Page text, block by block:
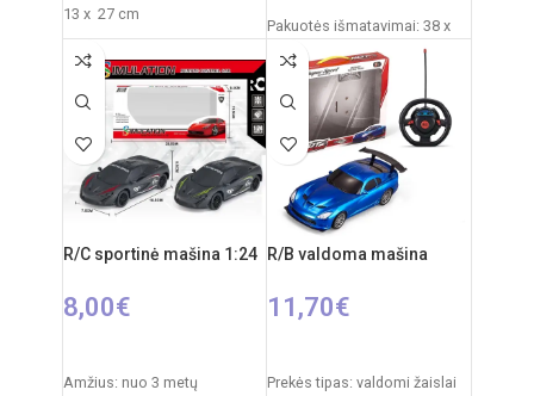
13 x 27 cm
22 cm
Rekomenduojamas amžius:
nuo 3 metų
Elementai: 3x AA
Pakuotės išmatavimai: 38 x
Džipo išmatavimai: 27 x 17 x
17 cm
Rekomenduojamas amžius:
nuo 6 metų
Valdymo pulto elementai: 2 x
AA (nepridedamos)
Mašinos akumuliatorius: 4.8V
R/C sportinė mašina 1:24
8,00€
Amžius: nuo 3 metų
R/B valdoma mašina
11,70€
Prekės tipas: valdomi žaislai